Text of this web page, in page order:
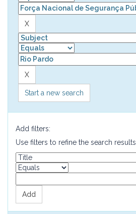
Start a new search
Add filters:
Use filters to refine the search results.